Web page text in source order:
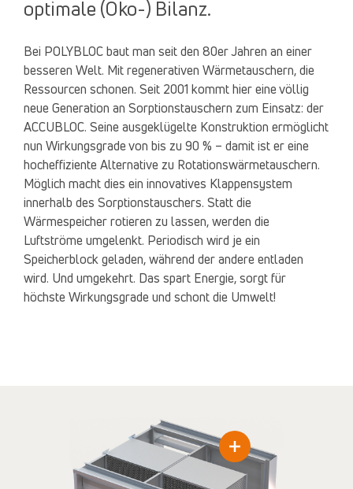
optimale (Öko-) Bilanz.
Bei POLYBLOC baut man seit den 80er Jahren an einer
besseren Welt. Mit regenerativen Wärmetauschern, die
Ressourcen schonen. Seit 2001 kommt hier eine völlig
neue Generation an Sorptionstauschern zum Einsatz: der
ACCUBLOC. Seine ausgeklügelte Konstruktion ermöglicht
nun Wirkungsgrade von bis zu 90 % – damit ist er eine
hocheffiziente Alternative zu Rotationswärmetauschern.
Möglich macht dies ein innovatives Klappensystem
innerhalb des Sorptionstauschers. Statt die
Wärmespeicher rotieren zu lassen, werden die
Luftströme umgelenkt. Periodisch wird je ein
Speicherblock geladen, während der andere entladen
wird. Und umgekehrt. Das spart Energie, sorgt für
höchste Wirkungsgrade und schont die Umwelt!